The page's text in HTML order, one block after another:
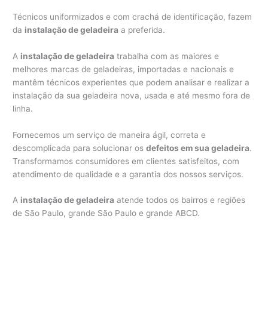
Técnicos uniformizados e com crachá de identificação, fazem
da instalação de geladeira a preferida.
A instalação de geladeira trabalha com as maiores e
melhores marcas de geladeiras, importadas e nacionais e
mantêm técnicos experientes que podem analisar e realizar a
instalação da sua geladeira nova, usada e até mesmo fora de
linha.
Fornecemos um serviço de maneira ágil, correta e
descomplicada para solucionar osdefeitos em sua geladeira.
Transformamos consumidores em clientes satisfeitos, com
atendimento de qualidade e a garantia dos nossos serviços.
A instalação de geladeira atende todos os bairros e regiões
de São Paulo, grande São Paulo e grande ABCD.